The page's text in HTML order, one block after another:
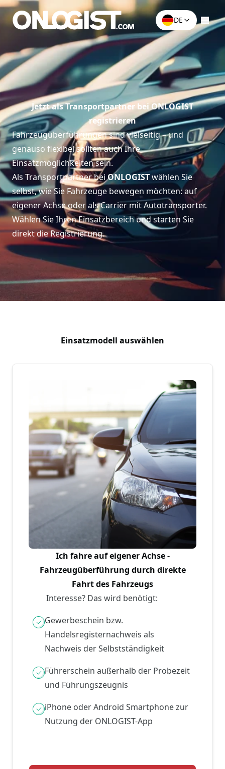
DE
Jetzt als Transportpartner bei ONLOGIST
registrieren
Fahrzeugüberführungen sind vielseitig – und
genauso flexibel sollten auch Ihre
Einsatzmöglichkeiten sein.
Als Transportpartner beiONLOGISTwählen Sie
selbst, wie Sie Fahrzeuge bewegen möchten: auf
eigener Achse oder als Carrier mit Autotransporter.
Wählen Sie Ihren Einsatzbereich und starten Sie
direkt die Registrierung.
Einsatzmodell auswählen
Ich fahre auf eigener Achse -
Fahrzeugüberführung durch direkte
Fahrt des Fahrzeugs
Interesse? Das wird benötigt:
Gewerbeschein bzw.
Handelsregisternachweis als
Nachweis der Selbstständigkeit
Führerschein außerhalb der Probezeit
und Führungszeugnis
iPhone oder Android Smartphone zur
Nutzung der ONLOGIST-App